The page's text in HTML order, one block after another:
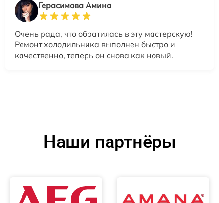
Герасимова Амина
Очень рада, что обратилась в эту мастерскую!
Ремонт холодильника выполнен быстро и
качественно, теперь он снова как новый.
Наши партнёры